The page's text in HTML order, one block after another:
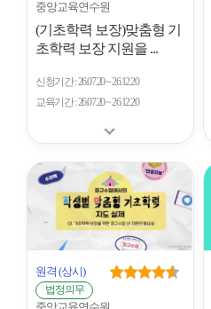
중앙교육연수원
(기초학력 보장)맞춤형 기
초학력 보장 지원을 ...
신청기간 26.07.20 ~ 26.12.20
교육기간 26.07.20 ~ 26.12.20
원격 (상시)
법정의무